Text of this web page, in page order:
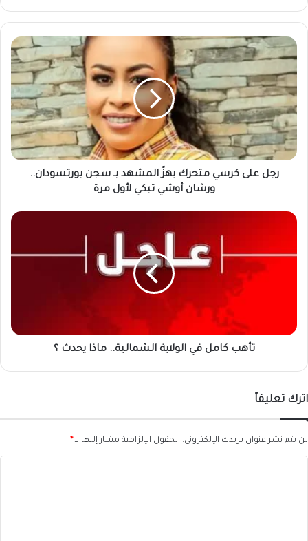
رجل
على
كرسي
متحرك
المشهد
بـ
سجن
بورتسودان..
ورشان
لأول
رجل على كرسي متحرك يهزّ المشهد بـ سجن بورتسودان..
ورشان أوشي تبكي لأول مرة
تأهب
تأهب كامل في الولاية الشمالية.. ماذا يحدث ؟
اترك تعليقاً
لن يتم نشر عنوان بريدك الإلكتروني. الحقول الإلزامية مشار إليها بـ *